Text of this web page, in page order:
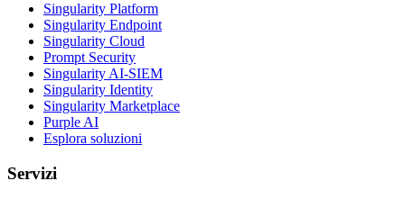
Singularity Platform
Singularity Endpoint
Singularity Cloud
Prompt Security
Singularity AI-SIEM
Singularity Identity
Singularity Marketplace
Purple AI
Esplora soluzioni
Servizi